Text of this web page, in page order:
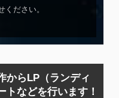
ください。
からLP（ランディ
トなどを行います！